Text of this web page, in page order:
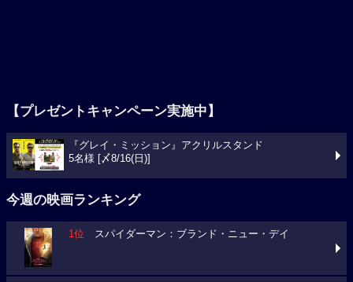
【プレゼントキャンペーン実施中】
『グレイ・ミッション』アクリルスタンド
5名様 [〆8/16(日)]
今週の映画ランキング
1位 スパイダーマン：ブランド・ニュー・デイ